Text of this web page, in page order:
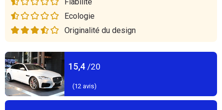
Ecologie
Originalité du design
15,4 /20
(12 avis)